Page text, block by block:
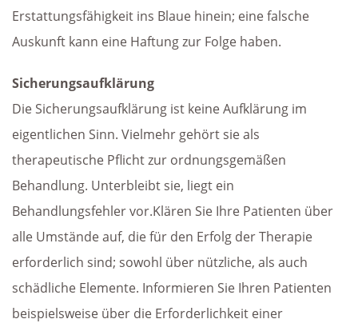
Erstattungsfähigkeit ins Blaue hinein; eine falsche
Auskunft kann eine Haftung zur Folge haben.
Sicherungsaufklärung
Die Sicherungsaufklärung ist keine Aufklärung im
eigentlichen Sinn. Vielmehr gehört sie als
therapeutische Pflicht zur ordnungsgemäßen
Behandlung. Unterbleibt sie, liegt ein
Behandlungsfehler vor.Klären Sie Ihre Patienten über
alle Umstände auf, die für den Erfolg der Therapie
erforderlich sind; sowohl über nützliche, als auch
schädliche Elemente. Informieren Sie Ihren Patienten
beispielsweise über die Erforderlichkeit einer